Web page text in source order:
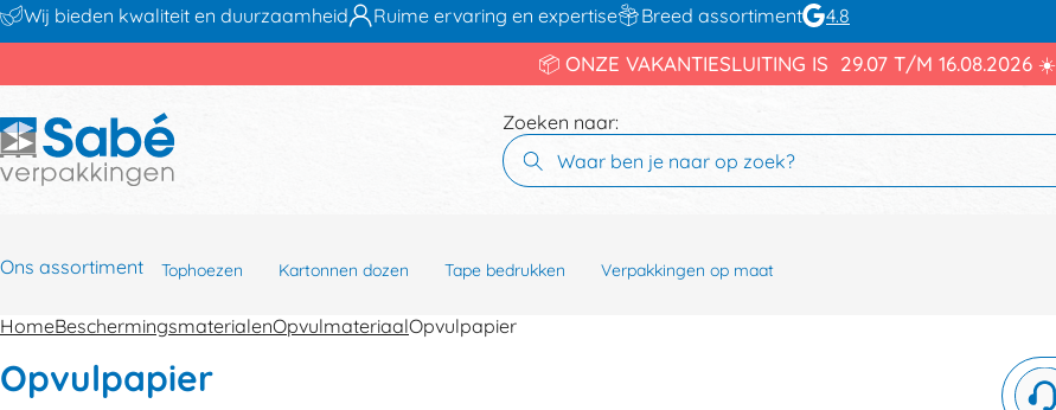
Wij bieden kwaliteit en duurzaamheid Ruime ervaring en expertise Breed assortiment 4.8
📦 ONZE VAKANTIESLUITING IS 29.07 T/M 16.08.2026 ☀️
Zoeken naar:
Ons assortiment Tophoezen Kartonnen dozen Tape bedrukken Verpakkingen op maat
HomeBeschermingsmaterialenOpvulmateriaalOpvulpapier
Opvulpapier